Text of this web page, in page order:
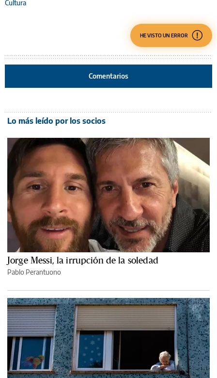
Cultura
HE VISTO UN ERROR
Comentarios
Lo más leído por los socios
Jorge Messi, la irrupción de la soledad
Pablo Perantuono